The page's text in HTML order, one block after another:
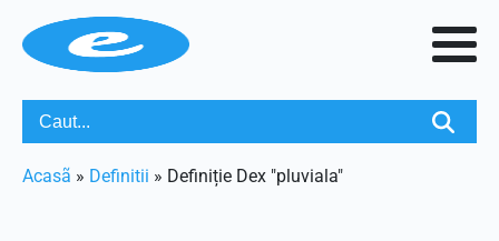
Acasã » Definitii » Definiție Dex "pluviala"